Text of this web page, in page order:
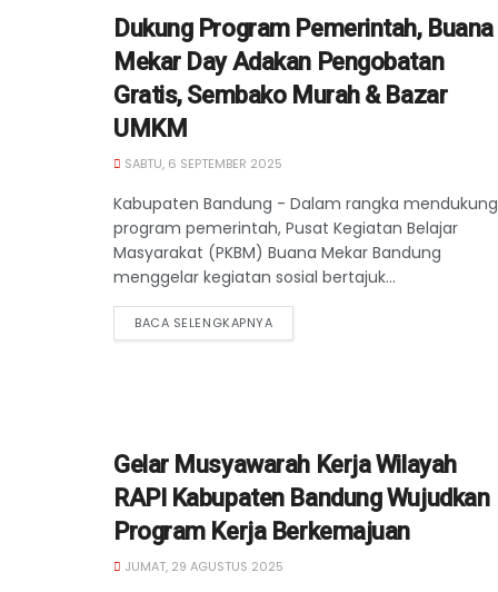
Dukung Program Pemerintah, Buana
Mekar Day Adakan Pengobatan
Gratis, Sembako Murah & Bazar
UMKM
SABTU, 6 SEPTEMBER 2025
Kabupaten Bandung - Dalam rangka mendukung
program pemerintah, Pusat Kegiatan Belajar
Masyarakat (PKBM) Buana Mekar Bandung
menggelar kegiatan sosial bertajuk...
BACA SELENGKAPNYA
Gelar Musyawarah Kerja Wilayah
RAPI Kabupaten Bandung Wujudkan
Program Kerja Berkemajuan
JUMAT, 29 AGUSTUS 2025